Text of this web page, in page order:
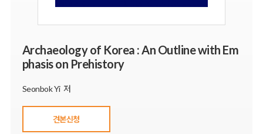
Archaeology of Korea : An Outline with Em
phasis on Prehistory
Seonbok Yi 저
견본신청